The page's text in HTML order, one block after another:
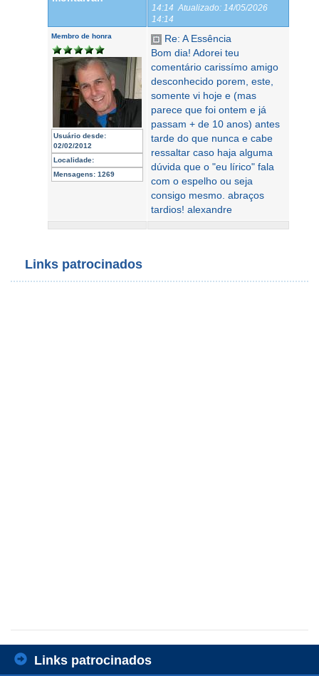
14:14 Atualizado: 14/05/2026
14:14
Membro de honra
Usuário desde:
02/02/2012
Localidade:
Mensagens: 1269
Re: A Essência
Bom dia! Adorei teu
comentário carissímo amigo
desconhecido porem, este,
somente vi hoje e (mas
parece que foi ontem e já
passam + de 10 anos) antes
tarde do que nunca e cabe
ressaltar caso haja alguma
dúvida que o "eu lírico" fala
com o espelho ou seja
consigo mesmo. abraços
tardios! alexandre
Links patrocinados
Links patrocinados